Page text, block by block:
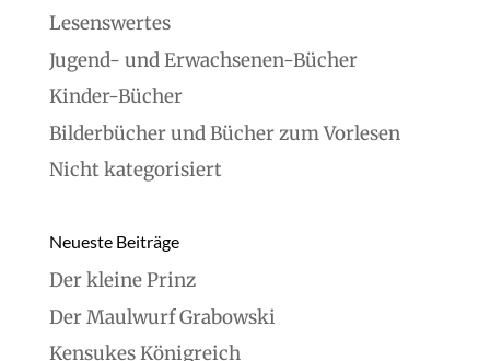
Lesenswertes
Jugend- und Erwachsenen-Bücher
Kinder-Bücher
Bilderbücher und Bücher zum Vorlesen
Nicht kategorisiert
Neueste Beiträge
Der kleine Prinz
Der Maulwurf Grabowski
Kensukes Königreich